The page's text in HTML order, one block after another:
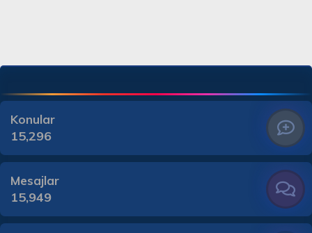
Konular
15,296
Mesajlar
15,949